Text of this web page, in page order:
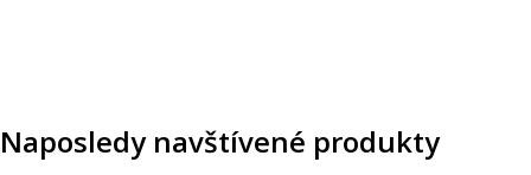
Naposledy navštívené produkty